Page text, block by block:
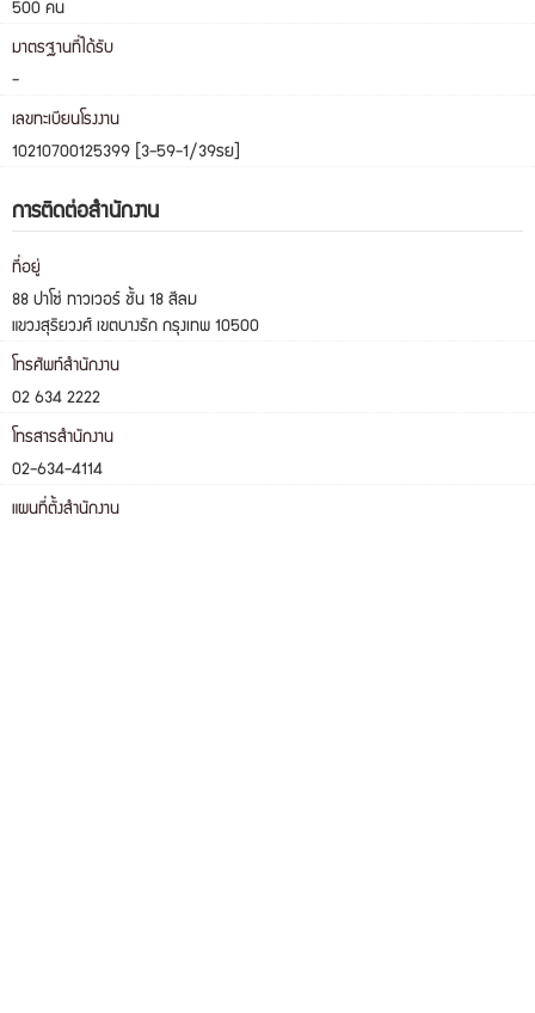
500 คน
มาตรฐานที่ได้รับ
-
เลขทะเบียนโรงงาน
10210700125399 [3-59-1/39รย]
การติดต่อสำนักงาน
ที่อยู่
88 ปาโซ่ ทาวเวอร์ ชั้น 18 สีลม
แขวงสุริยวงศ์ เขตบางรัก กรุงเทพ 10500
โทรศัพท์สำนักงาน
02 634 2222
โทรสารสำนักงาน
02-634-4114
แผนที่ตั้งสำนักงาน